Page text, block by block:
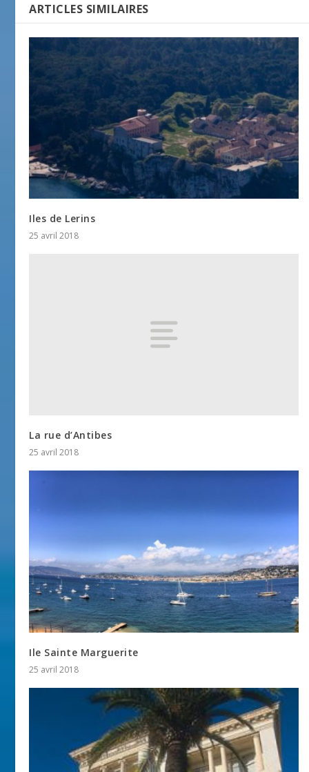
ARTICLES SIMILAIRES
Iles de Lerins
25 avril 2018
La rue d’Antibes
25 avril 2018
Ile Sainte Marguerite
25 avril 2018